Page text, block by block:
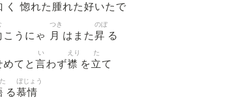
く惚れた 腫れた好いたで
こうにゃ 月
つき
はまた昇
のぼ
る
めてと 言
い
わず襟
えり
を立
た
て
る慕情
ぼじょう